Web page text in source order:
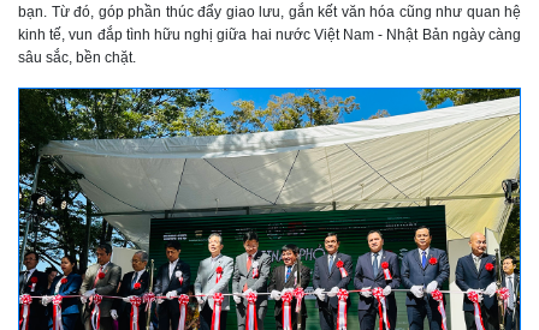
bạn. Từ đó, góp phần thúc đẩy giao lưu, gắn kết văn hóa cũng như quan hệ
kinh tế, vun đắp tình hữu nghị giữa hai nước Việt Nam - Nhật Bản ngày càng
sâu sắc, bền chặt.